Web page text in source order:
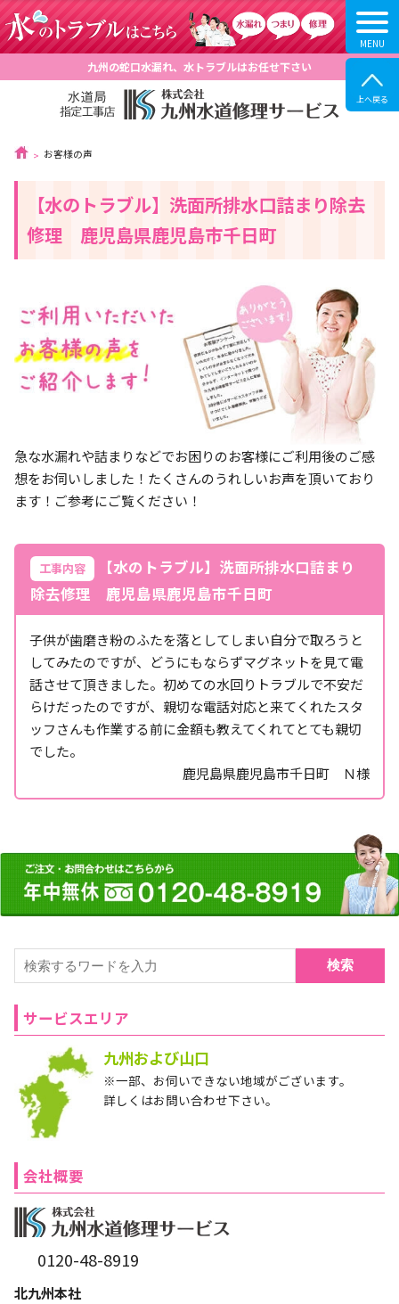
九州の蛇口水漏れ、水トラブルはお任せ下さい
お客様の声
【水のトラブル】洗面所排水口詰まり除去
修理 鹿児島県鹿児島市千日町
急な水漏れや詰まりなどでお困りのお客様にご利用後のご感
想をお伺いしました！たくさんのうれしいお声を頂いており
ます！ご参考にご覧ください！
工事内容
【水のトラブル】洗面所排水口詰まり
除去修理 鹿児島県鹿児島市千日町
子供が歯磨き粉のふたを落としてしまい自分で取ろうと
してみたのですが、どうにもならずマグネットを見て電
話させて頂きました。初めての水回りトラブルで不安だ
らけだったのですが、親切な電話対応と来てくれたスタ
ッフさんも作業する前に金額も教えてくれてとても親切
でした。
鹿児島県鹿児島市千日町 Ｎ様
検索
サービスエリア
九州および山口
※一部、お伺いできない地域がございます。
詳しくはお問い合わせ下さい。
会社概要
0120-48-8919
北九州本社